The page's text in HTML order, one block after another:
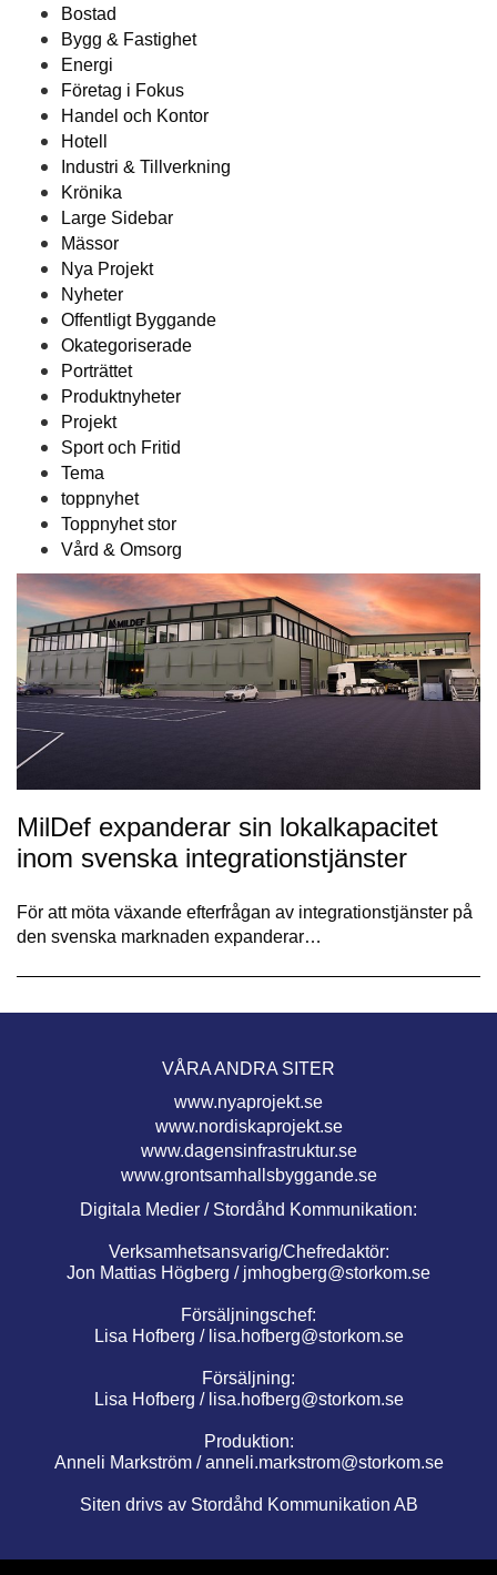
Bostad
Bygg & Fastighet
Energi
Företag i Fokus
Handel och Kontor
Hotell
Industri & Tillverkning
Krönika
Large Sidebar
Mässor
Nya Projekt
Nyheter
Offentligt Byggande
Okategoriserade
Porträttet
Produktnyheter
Projekt
Sport och Fritid
Tema
toppnyhet
Toppnyhet stor
Vård & Omsorg
MilDef expanderar sin lokalkapacitet
inom svenska integrationstjänster
För att möta växande efterfrågan av integrationstjänster på
den svenska marknaden expanderar…
VÅRA ANDRA SITER
www.nyaprojekt.se
www.nordiskaprojekt.se
www.dagensinfrastruktur.se
www.grontsamhallsbyggande.se
Digitala Medier / Stordåhd Kommunikation:
Verksamhetsansvarig/Chefredaktör:
Jon Mattias Högberg / jmhogberg@storkom.se
Försäljningschef:
Lisa Hofberg / lisa.hofberg@storkom.se
Försäljning:
Lisa Hofberg / lisa.hofberg@storkom.se
Produktion:
Anneli Markström /anneli.markstrom@storkom.se
Siten drivs av Stordåhd Kommunikation AB